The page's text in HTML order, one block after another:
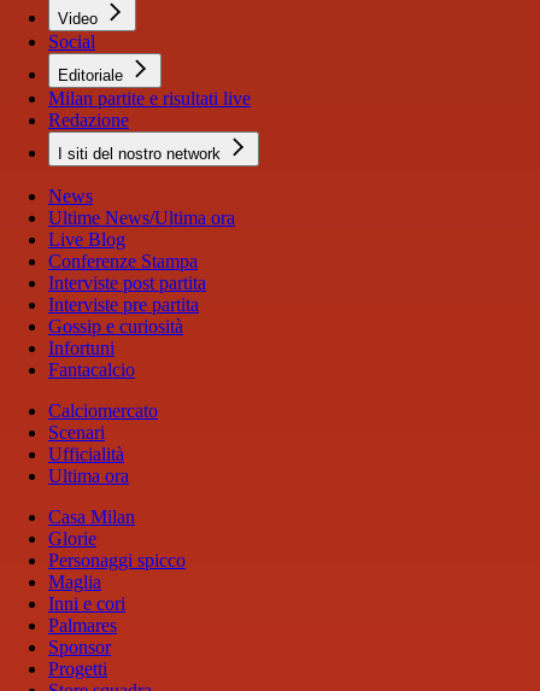
Video
Social
Editoriale
Milan partite e risultati live
Redazione
I siti del nostro network
News
Ultime News/Ultima ora
Live Blog
Conferenze Stampa
Interviste post partita
Interviste pre partita
Gossip e curiosità
Infortuni
Fantacalcio
Calciomercato
Scenari
Ufficialità
Ultima ora
Casa Milan
Glorie
Personaggi spicco
Maglia
Inni e cori
Palmares
Sponsor
Progetti